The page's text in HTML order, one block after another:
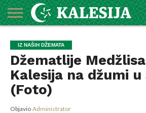
O
MEDŽLISU
DŽEMATI
IMAMI
MEKTEBSKI
CENTAR
VIJESTI
HUTBE
NAJAVE
KALENDAR
KONTAKT
IZ NAŠIH DŽEMATA
Džematlije
Kalesija na džumi
(Foto)
Objavio Administrator